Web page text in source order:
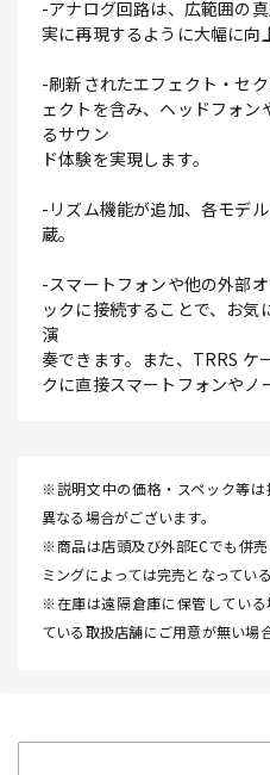
-アナログ回路は、広範囲の
実に再現するように大幅に向
-刷新されたエフェクト・セ
ェクトを含み、ヘッドフォ
るサウン
ド体験を実現します。
-リズム機能が追加、各モデ
蔵。
-スマートフォンや他の外部
ックに接続することで、お気
演
奏できます。また、TRRS ケ
クに直接スマートフォンやノ
※説明文中の価格・スペック等
異なる場合がございます。
※商品は店頭及び外部ECでも併
ミングによっては完売となってい
※在庫は遠隔倉庫に保管してい
ている取扱店舗にご用意が無い場